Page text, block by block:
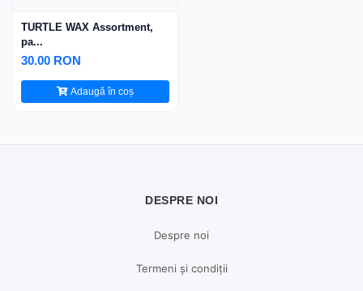
TURTLE WAX Assortment,
pa...
30.00 RON
Adaugă în coș
DESPRE NOI
Despre noi
Termeni și condiții